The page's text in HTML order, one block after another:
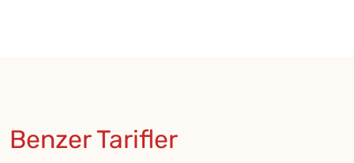
Benzer Tarifler